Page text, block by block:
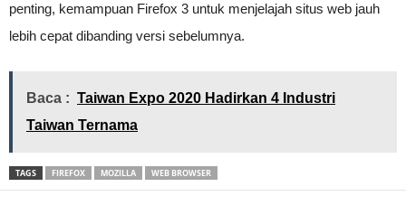
penting, kemampuan Firefox 3 untuk menjelajah situs web jauh
lebih cepat dibanding versi sebelumnya.
Baca : Taiwan Expo 2020 Hadirkan 4 Industri
Taiwan Ternama
TAGS FIREFOX MOZILLA WEB BROWSER